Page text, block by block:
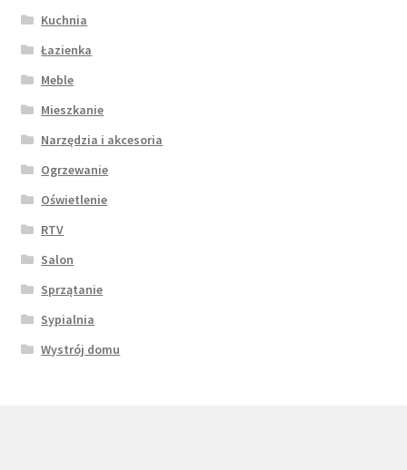
Kuchnia
Łazienka
Meble
Mieszkanie
Narzędzia i akcesoria
Ogrzewanie
Oświetlenie
RTV
Salon
Sprzątanie
Sypialnia
Wystrój domu